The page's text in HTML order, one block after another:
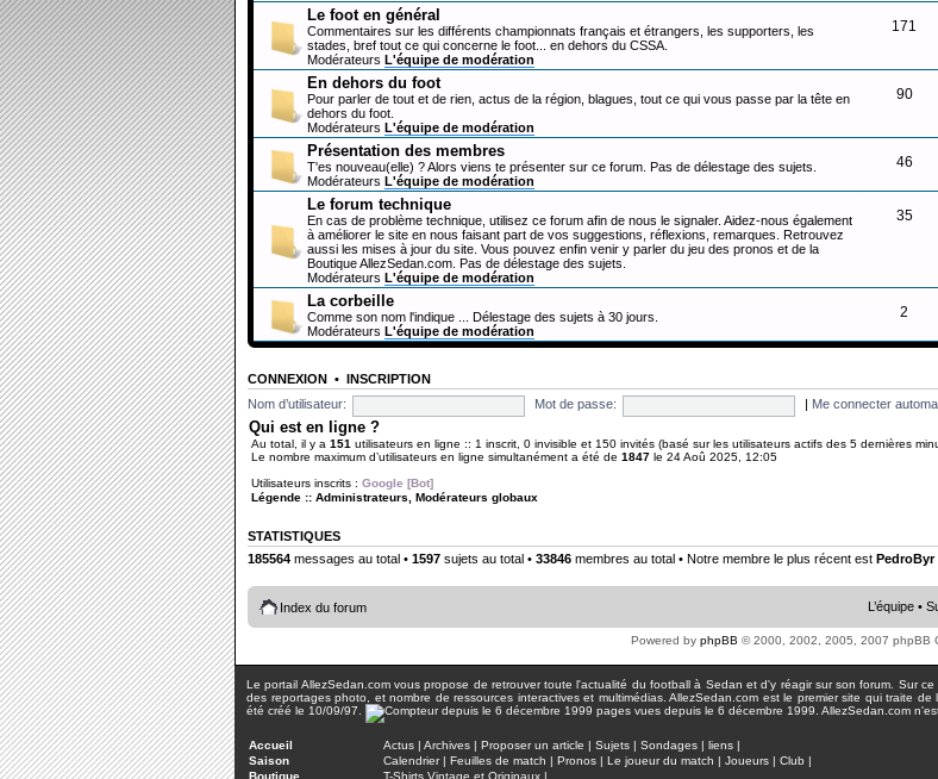
Le foot en général
Commentaires sur les différents championnats français et étrangers, les supporters, les
stades, bref tout ce qui concerne le foot... en dehors du CSSA.
Modérateurs L'équipe de modération
171
En dehors du foot
Pour parler de tout et de rien, actus de la région, blagues, tout ce qui vous passe par la tête en
dehors du foot.
Modérateurs L'équipe de modération
90
Présentation des membres
T'es nouveau(elle) ? Alors viens te présenter sur ce forum. Pas de délestage des sujets.
Modérateurs L'équipe de modération
46
Le forum technique
En cas de problème technique, utilisez ce forum afin de nous le signaler. Aidez-nous également
à améliorer le site en nous faisant part de vos suggestions, réflexions, remarques. Retrouvez
aussi les mises à jour du site. Vous pouvez enfin venir y parler du jeu des pronos et de la
Boutique AllezSedan.com. Pas de délestage des sujets.
Modérateurs L'équipe de modération
35
La corbeille
Comme son nom l'indique ... Délestage des sujets à 30 jours.
Modérateurs L'équipe de modération
2
CONNEXION • INSCRIPTION
Nom d’utilisateur:
Mot de passe: Me connecter
Qui est en ligne ?
Au total, il y a 151 utilisateurs en ligne :: 1 inscrit, 0 invisible et 150 invités (basé sur les utilisateurs actifs des 5 dernières
Le nombre maximum d’utilisateurs en ligne simultanément a été de 1847 le 24 Aoû 2025, 12:05
Utilisateurs inscrits : Google [Bot]
Légende :: Administrateurs Modérateurs globaux
STATISTIQUES
185564 messages au total • 1597 sujets au total • 33846 membres au total • Notre membre le plus récent est PedroByr
Index du forum L’équipe •
Powered by phpBB © 2000, 2002, 2005, 2007 phpBB
Le portail AllezSedan.com vous propose de retrouver toute l'actualité du football à Sedan et d'y réagir sur son forum. Sur
des reportages photo, et nombre de ressources interactives et multimédias. AllezSedan.com est le premier site qui traite
été créé le 10/09/97.
pages vues depuis le 6 décembre 1999. AllezSedan.com
Accueil Actus | Archives | Proposer un article | Sujets | Sondages | liens |
Saison
Calendrier| Feuilles de match | Pronos | Le joueur du match | Joueurs | Club |
Boutique
T-Shirts Vintage et Originaux |